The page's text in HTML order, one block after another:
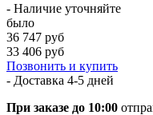
- Наличие уточняйте
было
36 747 руб
33 406 руб
Позвонить и купить
- Доставка 4-5 дней
При заказе до 10:00